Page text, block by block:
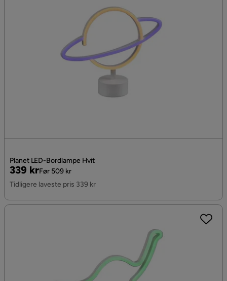
Planet LED-Bordlampe Hvit
Pris
339 kr
Original
Pris
Før 509 kr
Tidligere laveste pris 339 kr